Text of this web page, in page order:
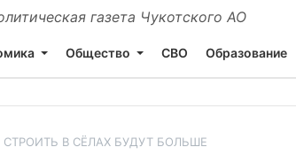
газета Чукотского АО
Общество СВО Образование
СТРОИТЬ В СЁЛАХ БУДУТ БОЛЬШЕ